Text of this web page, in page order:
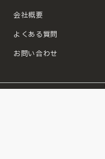
会社概要
よくある質問
お問い合わせ